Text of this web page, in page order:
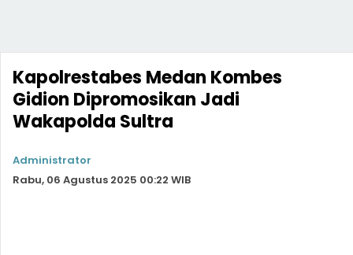
Kapolrestabes Medan Kombes
Gidion Dipromosikan Jadi
Wakapolda Sultra
Administrator
Rabu, 06 Agustus 2025 00:22 WIB